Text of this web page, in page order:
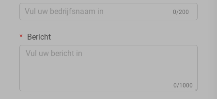
0/200
Bericht
0/1000